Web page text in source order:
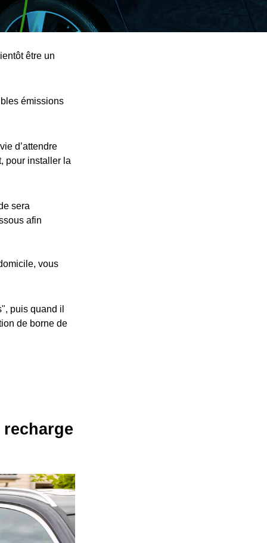
être un
émissions
d’attendre
pour installer la
sera
afin
vous
puis quand il
de borne de